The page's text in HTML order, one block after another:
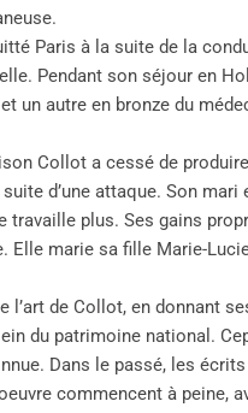
Paris à la suite de la
Pendant son séjour en
un autre en bronze du
Collot a cessé de
d’une attaque. Son
travaille plus. Ses gains
marie sa fille Marie-
l’art de Collot, en donnant
du patrimoine national.
Dans le passé, les
commencent à peine,